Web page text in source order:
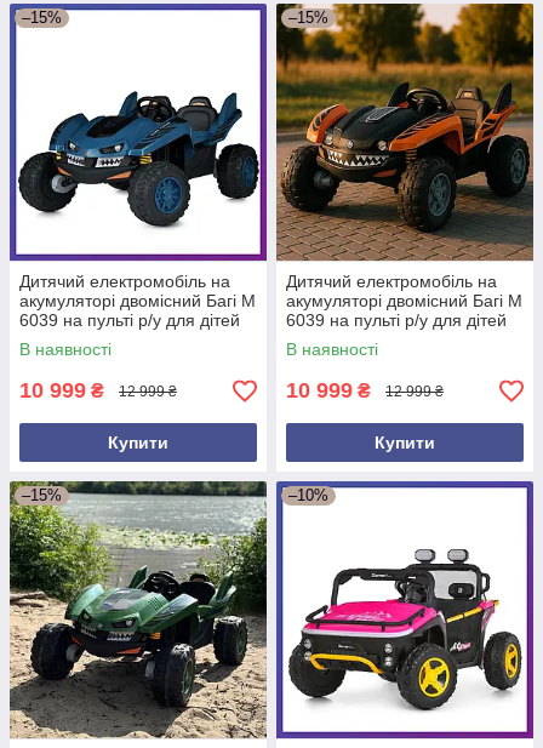
–15%
Дитячий електромобіль на
акумуляторі двомісний Багі M
6039 на пульті р/у для дітей
від 3 до 8 років Синій
В наявності
10 999 ₴ 12 999 ₴
Купити
–15%
Дитячий електромобіль на
акумуляторі двомісний Багі M
6039 на пульті р/у для дітей
від 3 до 8 років Жовтогарячий
В наявності
10 999 ₴ 12 999 ₴
Купити
–15% –10%